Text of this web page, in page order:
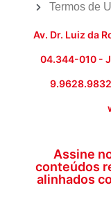
Termos de
Av. Dr. Luiz da
04.344-010 -
Assine
conteúdos
alinhados